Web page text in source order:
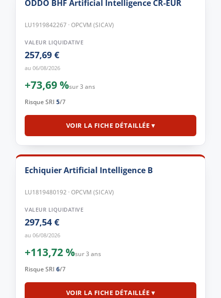
ODDO BHF Artificial Intelligence CR-EUR
LU1919842267 · OPCVM (SICAV)
VALEUR LIQUIDATIVE
257,69 €
au 06/08/2026
+73,69 %sur 3 ans
Risque SRI5/7
VOIR LA FICHE DÉTAILLÉE ▾
Echiquier Artificial Intelligence B
LU1819480192 · OPCVM (SICAV)
VALEUR LIQUIDATIVE
297,54 €
au 06/08/2026
+113,72 %sur 3 ans
Risque SRI6/7
VOIR LA FICHE DÉTAILLÉE ▾